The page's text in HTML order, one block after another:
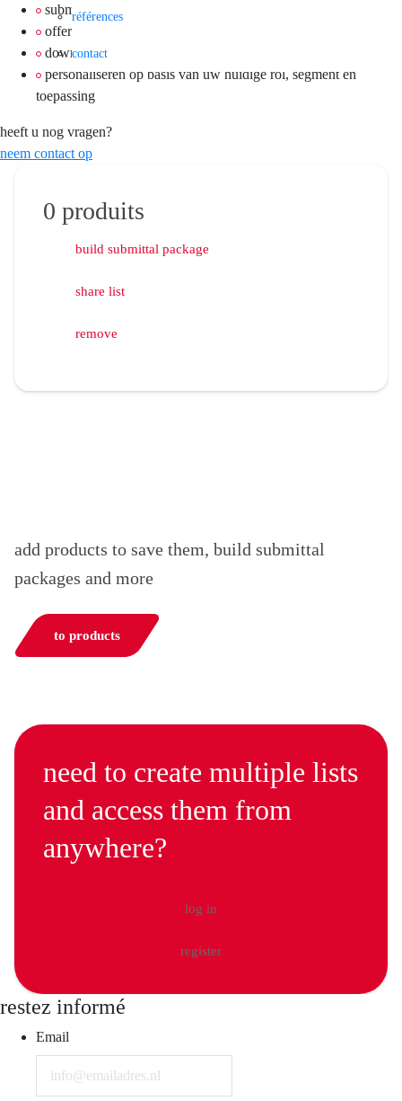
références
contact
submittal packages samenstellen
offertes aanvragen
downloads opslaan
personaliseren op basis van uw huidige rol, segment en
toepassing
heeft u nog vragen?
neem contact op
add products to save them, build submittal
packages and more
to products
0 produits
build submittal package
share list
remove
need to create multiple lists
and access them from
anywhere?
log in
register
restez informé
Email